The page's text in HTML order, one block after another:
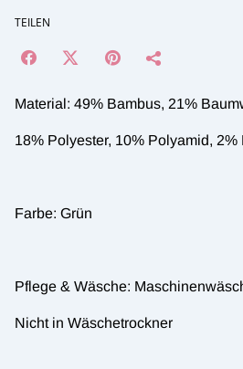
TEILEN
Material: 49% Bambus, 21%
18% Polyester, 10% Polyamid, 2%
Farbe: Grün
Pflege & Wäsche:
Nicht in Wäschetrockner